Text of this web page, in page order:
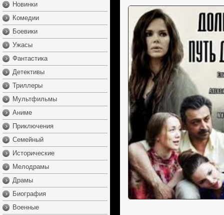
Новинки
Комедии
Боевики
Ужасы
Фантастика
Детективы
Триллеры
Мультфильмы
Аниме
Приключения
Семейный
Исторические
Мелодрамы
Драмы
Биография
Военные